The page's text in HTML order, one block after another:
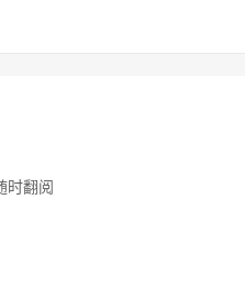
时翻阅